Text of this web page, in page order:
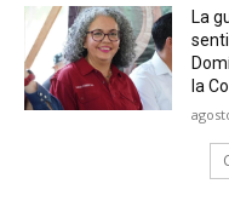
La
la